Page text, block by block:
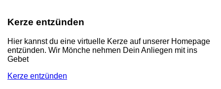
Kerze entzünden
Hier kannst du eine virtuelle Kerze auf unserer Homepage
entzünden. Wir Mönche nehmen Dein Anliegen mit ins
Gebet
Kerze entzünden